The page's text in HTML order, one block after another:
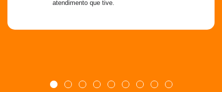
atendimento que tive.